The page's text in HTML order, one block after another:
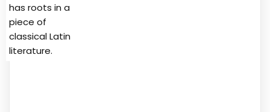
has roots in a
piece of
classical Latin
literature.